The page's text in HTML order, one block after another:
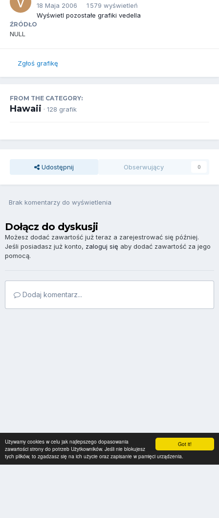
Got it!
Używamy cookies w celu jak najlepszego dopasowania
zawartości strony do potrzeb Użytkowników. Jeśli nie blokujesz
tych plików, to zgadzasz się na ich użycie oraz zapisanie w pamięci urządzenia.
18 Maja 2006
1 579 wyświetleń
Wyświetl pozostałe grafiki vedella
ŹRÓDŁO
NULL
Zgłoś grafikę
FROM THE CATEGORY:
Hawaii · 128 grafik
Udostępnij Obserwujący 0
Brak komentarzy do wyświetlenia
Dołącz do dyskusji
Możesz dodać zawartość już teraz a zarejestrować się później.
Jeśli posiadasz już konto, zaloguj się aby dodać zawartość za jego
pomocą.
Dodaj komentarz...